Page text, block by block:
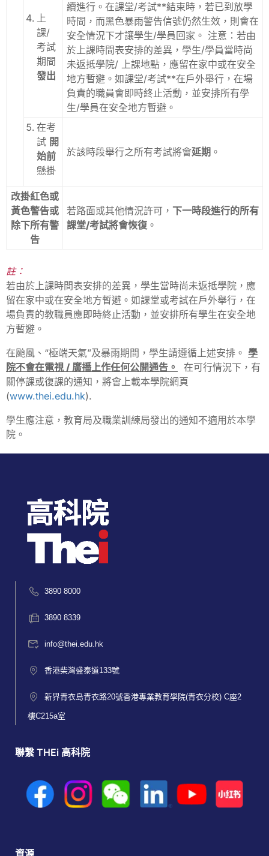
上
課/
考試
期間
發出
續進行。在課堂/考試**結束時，若已到放學
時間，而黑色暴雨警告信號仍然生效，則會在
安全情況下才讓學生/學員回家。 注意：若由
於上課時間表安排的差異，學生/學員當時尚
未返抵學院/ 上課地點，應留在家中或在安全
地方暫避。如課堂/考試**在戶外舉行，在場
負責的職員會即時終止活動，並安排所有學
生/學員在安全地方暫避。
在考
試 開
始前
懸掛
於該時段舉行之所有考試將會延期 。
改掛紅色或
黃色警告或
除下所有警
告
若路面或其他情況許可， 下一時段進行的所有
課堂/考試將會恢復 。
註：
若由於上課時間表安排的差異，學生當時尚未返抵學院，應
留在家中或在安全地方暫避。如課堂或考試在戶外舉行，在
場負責的教職員應即時終止活動，並安排所有學生在安全地
方暫避。
在颱風、“極端天氣”及暴雨期間，學生請遵循上述安排。 學
院不會在電視 / 廣播上作任何公開通告。
在可行情況下，有
關停課或復課的通知，將會上載本學院網頁
(www.thei.edu.hk).
學生應注意，教育局及職業訓練局發出的通知不適用於本學
院。
3890 8000
3890 8339
info@thei.edu.hk
香港柴灣盛泰道133號
新界青衣島青衣路20號香港專業教育學院(青衣分校) C座2
樓C215a室
聯繫 THEi 高科院